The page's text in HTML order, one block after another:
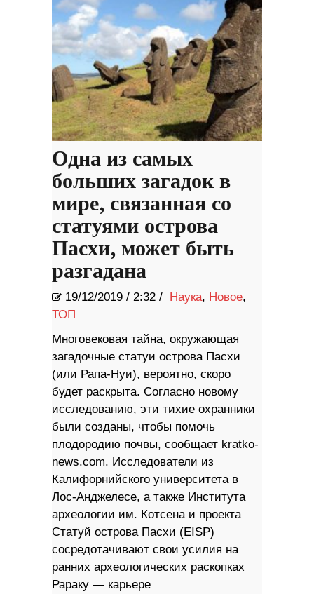
Одна из самых
больших загадок в
мире, связанная со
статуями острова
Пасхи, может быть
разгадана
19/12/2019 / 2:32 / Наука, Новое,
ТОП
Многовековая тайна, окружающая
загадочные статуи острова Пасхи
(или Рапа-Нуи), вероятно, скоро
будет раскрыта. Согласно новому
исследованию, эти тихие охранники
были созданы, чтобы помочь
плодородию почвы, сообщает kratko-
news.com. Исследователи из
Калифорнийского университета в
Лос-Анджелесе, а также Института
археологии им. Котсена и проекта
Статуй острова Пасхи (EISP)
сосредотачивают свои усилия на
ранних археологических раскопках
Рараку — карьере